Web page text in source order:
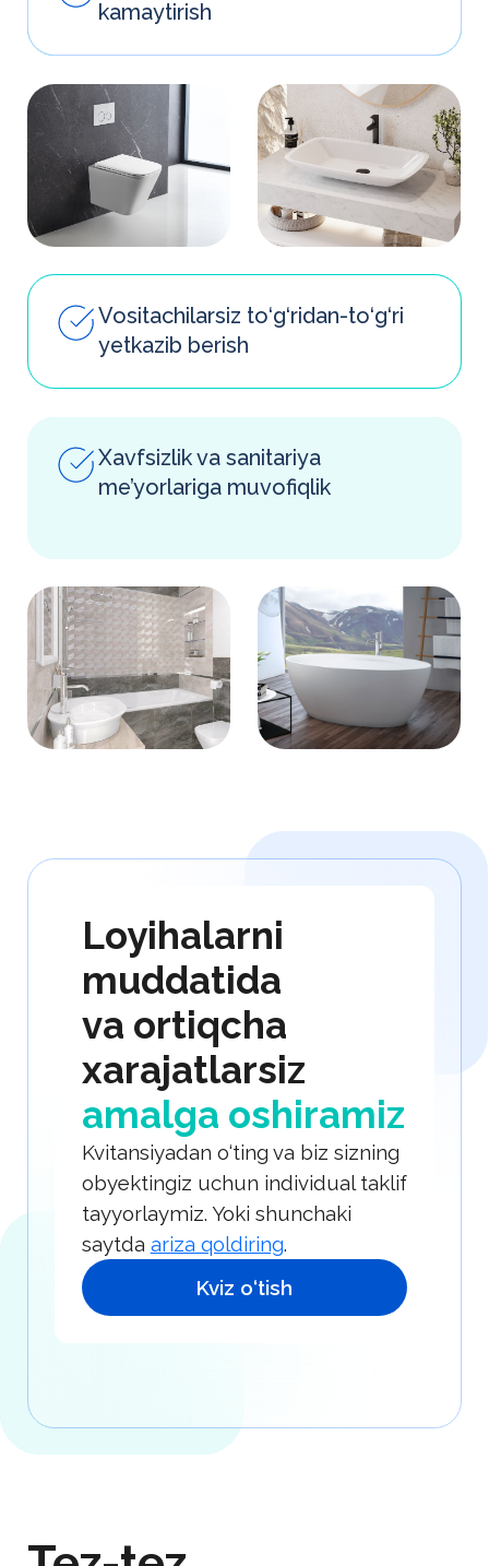
Loyihalarni
muddatida
va ortiqcha
xarajatlarsiz
amalga oshiramiz
obyektingiz uchun individual taklif
tayyorlaymiz. Yoki shunchaki
saytdaariza qoldiring.
Tez-tez
uchraydigan
savollarni tahlil
qilamiz
Biz qanday